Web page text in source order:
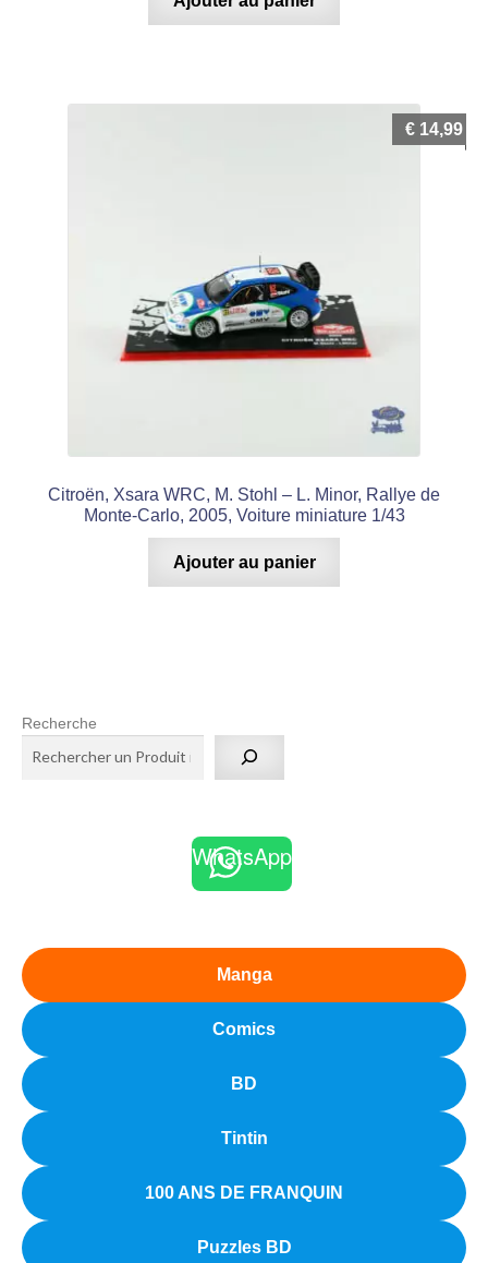
Citroën, Xsara WRC, M. Stohl – L. Minor, Rallye de
Monte-Carlo, 2005, Voiture miniature 1/43
€ 14,99
Ajouter au panier
Recherche
WhatsApp
Manga
Comics
BD
Tintin
100 ANS DE FRANQUIN
Puzzles BD